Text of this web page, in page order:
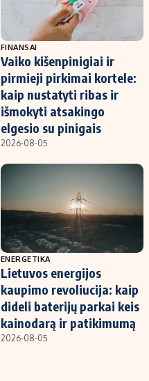
FINANSAI
Vaiko kišenpinigiai ir
pirmieji pirkimai kortele:
kaip nustatyti ribas ir
išmokyti atsakingo
elgesio su pinigais
2026-08-05
ENERGETIKA
Lietuvos energijos
kaupimo revoliucija: kaip
dideli baterijų parkai keis
kainodarą ir patikimumą
2026-08-05